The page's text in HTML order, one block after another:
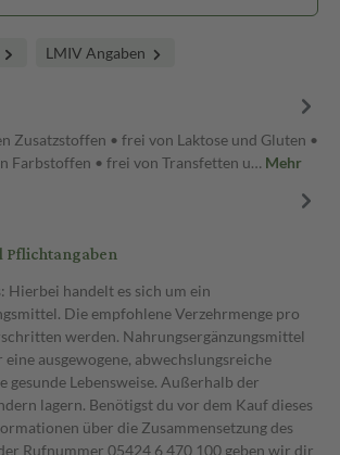
LMIV Angaben
Zusatzstoffen • frei von Laktose und Gluten •
Farbstoffen • frei von Transfetten u… Mehr
handelt es sich um ein
Die empfohlene Verzehrmenge pro
werden. Nahrungsergänzungsmittel
ausgewogene, abwechslungsreiche
gesunde Lebensweise. Außerhalb der
lagern. Benötigst du vor dem Kauf dieses
über die Zusammensetzung des
Rufnummer 05424 6 470 100 geben wir dir